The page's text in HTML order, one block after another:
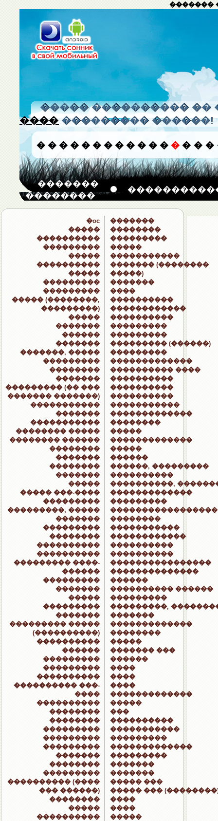
�������
����� ���������� ��
���� ��������� ������!
� � � � � � � � � � � � � � � �
�������
��������
�oc
�����
����������
���������
�����
����������
�����
���������
���������
����� (��������,
���������)
�����
�������
������
�������
�������, �����
���������
��������
�������
��������� (�� ���
������� �������)
�����������
�������
�����������
�������� �����
�������� ������
��������
�������
��������
�������
�����
����� ���-����
���������
���������, �����
�������
���������
��������
����������
����������
��������� ����-
������
���������
�������
�����
���������
�������
��������� �����
(����������)
����������
������
���������
���������
����������
���������� ���-
����
����������
��������
��������
���������
���������
���������
�������
��������
���������
���������� (����
��� ������)
��������
�����
����������
�������
��������
���������
�����
�����������
������� (��������
�����)
�������
����
����������
������������
����������
���������
���������
��������� (������)
���������
�������������
���������� ����
����������
����������
����������
�����������
�������������
��������
�����
�������������
�����
������
������, ���������
����������
����������,
�������������
���������
��������
�����������
������������
����������
����������
����������������
��������������
������
���������� ������
���������
���������,
�������
�������������
��������
�����
������� ���
������
����
����
����
�������������
�����
���
����������
�����������
���������
�������������
���������
�������
�������
����� ���
����� ���
����
����
�����